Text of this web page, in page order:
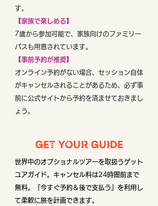
す。
【家族で楽しめる】
7歳から参加可能で、家族向けのファミリー
パスも用意されています。
【事前予約が推奨】
オンライン予約がない場合、セッション自体
がキャンセルされることがあるため、必ず事
前に公式サイトから予約を済ませておきまし
ょう。
世界中のオプショナルツアーを取扱うゲット
ユアガイド。キャンセル料は24時間前まで
無料。『今すぐ予約＆後で支払う』を利用し
て柔軟に旅を計画できます。